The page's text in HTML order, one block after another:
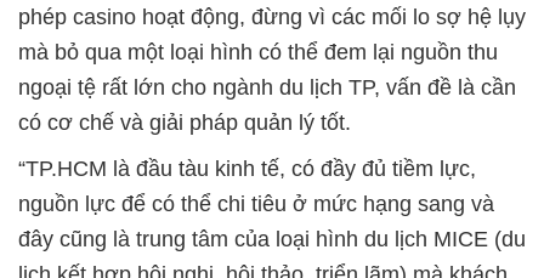
phép casino hoạt động, đừng vì các mối lo sợ hệ lụy
mà bỏ qua một loại hình có thể đem lại nguồn thu
ngoại tệ rất lớn cho ngành du lịch TP, vấn đề là cần
có cơ chế và giải pháp quản lý tốt.
“TP.HCM là đầu tàu kinh tế, có đầy đủ tiềm lực,
nguồn lực để có thể chi tiêu ở mức hạng sang và
đây cũng là trung tâm của loại hình du lịch MICE (du